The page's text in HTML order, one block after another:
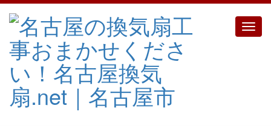
Toggle